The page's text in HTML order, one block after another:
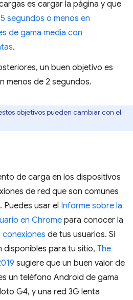
es cargar la página y que
5 segundos o menos en
de gama media con
.
un buen objetivo es
menos de 2 segundos.
objetivos pueden cambiar con el
de carga en los dispositivos
de red que son comunes
Puedes usar el Informe sobre la
en Chromepara conocer la
de tus usuarios. Si
disponibles para tu sitio, The
sugiere que un buen valor de
un teléfono Android de gama
G4, y una red 3G lenta